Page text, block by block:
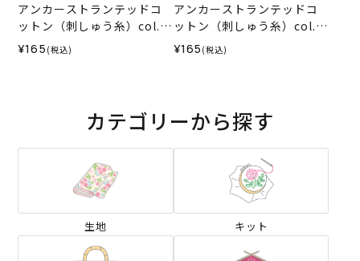
アンカーストランテッドコ
ットン（刺しゅう糸）col.0
278
¥165 (税込)
アンカーストランテッドコ
ットン（刺しゅう糸）col.0
212
¥165 (税込)
カテゴリーから探す
生地 キット